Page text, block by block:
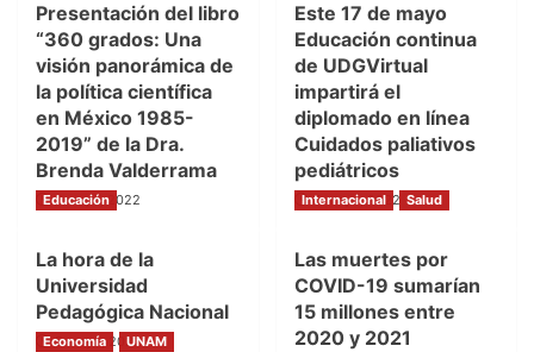
Presentación del libro
“360 grados: Una
visión panorámica de
la política científica
en México 1985-
2019” de la Dra.
Brenda Valderrama
7 mayo, 2022
Este 17 de mayo
Educación continua
de UDGVirtual
impartirá el
diplomado en línea
Cuidados paliativos
pediátricos
5 mayo, 2022
Educación
La hora de la
Universidad
Pedagógica Nacional
5 mayo, 2022
Internacional Salud
Las muertes por
COVID-19 sumarían
15 millones entre
2020 y 2021
Economía
UNAM